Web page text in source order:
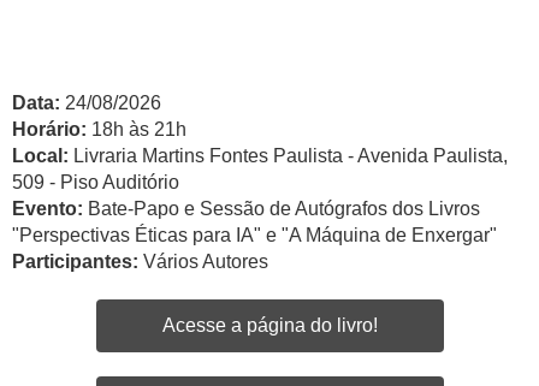
Data: 24/08/2026
Horário: 18h às 21h
Local: Livraria Martins Fontes Paulista - Avenida Paulista,
509 - Piso Auditório
Evento: Bate-Papo e Sessão de Autógrafos dos Livros
"Perspectivas Éticas para IA" e "A Máquina de Enxergar"
Participantes: Vários Autores
Acesse a página do livro!